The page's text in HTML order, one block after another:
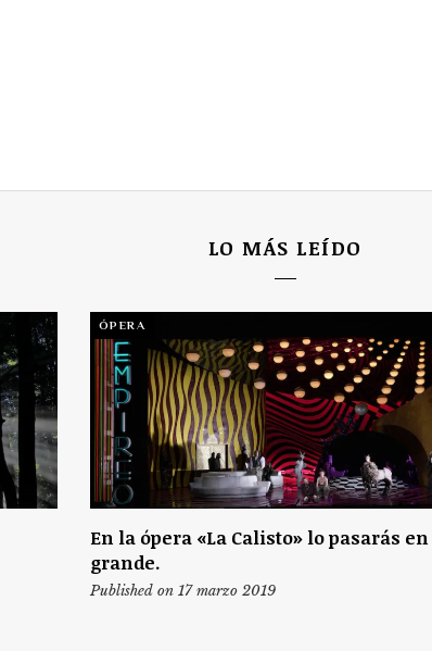
LO MÁS LEÍDO
ÓPERA
En la ópera «La Calisto» lo pasarás en
grande.
Published on 17 marzo 2019